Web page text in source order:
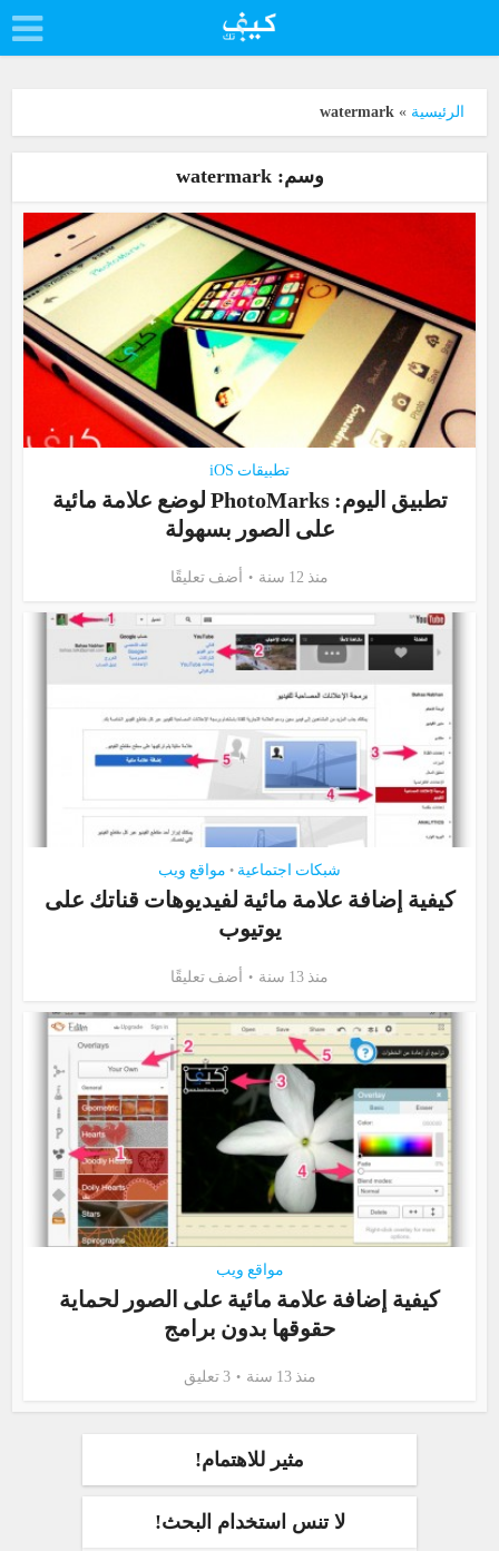
الرئيسية »
watermark
وسم: watermark
تطبيقات iOS
تطبيق اليوم: PhotoMarks لوضع علامة مائية
على الصور بسهولة
منذ 12 سنة أضف تعليقًا
شبكات اجتماعية • مواقع ويب
كيفية إضافة علامة مائية لفيديوهات قناتك على
يوتيوب
منذ 13 سنة أضف تعليقًا
مواقع ويب
كيفية إضافة علامة مائية على الصور لحماية
حقوقها بدون برامج
منذ 13 سنة 3 تعليق
مثير للاهتمام!
لا تنس استخدام البحث!